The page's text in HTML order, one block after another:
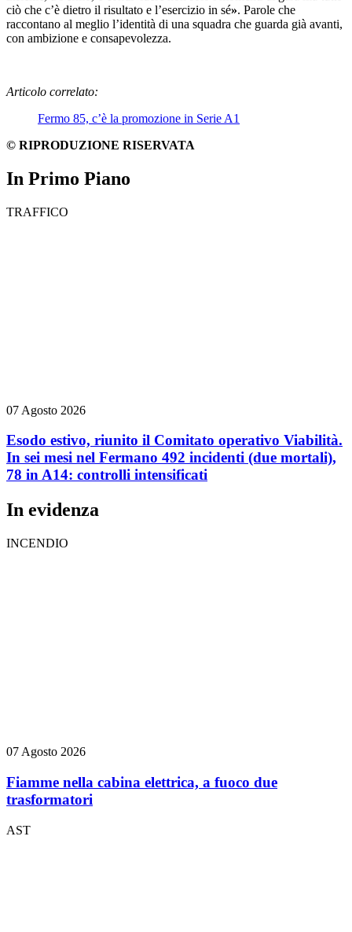
ciò che c’è dietro il risultato e l’esercizio in sé». Parole che
raccontano al meglio l’identità di una squadra che guarda già avanti,
con ambizione e consapevolezza.
Articolo correlato:
Fermo 85, c’è la promozione in Serie A1
© RIPRODUZIONE RISERVATA
In Primo Piano
TRAFFICO
07 Agosto 2026
Esodo estivo, riunito il Comitato operativo Viabilità.
In sei mesi nel Fermano 492 incidenti (due mortali),
78 in A14: controlli intensificati
In evidenza
INCENDIO
07 Agosto 2026
Fiamme nella cabina elettrica, a fuoco due
trasformatori
AST